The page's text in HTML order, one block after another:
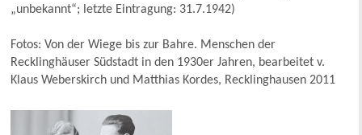
„unbekannt“; letzte Eintragung: 31.7.1942)
Fotos: Von der Wiege bis zur Bahre. Menschen der
Recklinghäuser Südstadt in den 1930er Jahren, bearbeitet v.
Klaus Weberskirch und Matthias Kordes, Recklinghausen 2011